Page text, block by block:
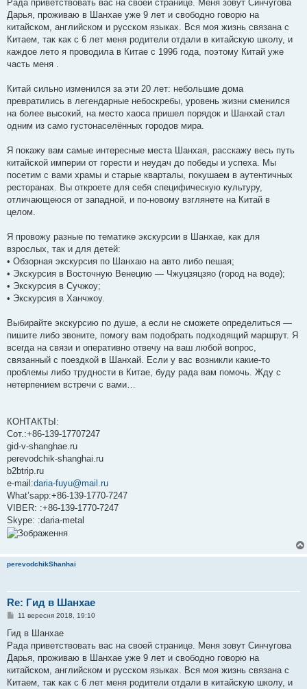
д
о
м
л
е
н
я
Рада приветствовать вас на своей странице. Меня зовут Синчугова
Дарья, проживаю в Шанхае уже 9 лет и свободно говорю на
китайском, английском и русском языках. Вся моя жизнь связана с
Китаем, так как с 6 лет меня родители отдали в китайскую школу, и
каждое лето я проводила в Китае с 1996 года, поэтому Китай уже
часть меня .
Китай сильно изменился за эти 20 лет: небольшие дома
превратились в легендарные небоскребы, уровень жизни сменился
на более высокий, на место хаоса пришел порядок и Шанхай стал
одним из само густонаселённых городов мира.
Я покажу вам самые интересные места Шанхая, расскажу весь путь
китайской империи от горести и неудач до победы и успеха. Мы
посетим с вами храмы и старые кварталы, покушаем в аутентичных
ресторанах. Вы откроете для себя специфическую культуру,
отличающеюся от западной, и по-новому взглянете на Китай в
целом.
Я провожу разные по тематике экскурсии в Шанхае, как для
взрослых, так и для детей:
• Обзорная экскурсия по Шанхаю на авто либо пешая;
• Экскурсия в Восточную Венецию — Чжуцзяцзяо (город на воде);
• Экскурсия в Сучжоу;
• Экскурсия в Ханчжоу.
Выбирайте экскурсию по душе, а если не сможете определиться —
пишите либо звоните, помогу вам подобрать подходящий маршрут. Я
всегда на связи и оперативно отвечу на ваш любой вопрос,
связанный с поездкой в Шанхай. Если у вас возникли какие-то
проблемы либо трудности в Китае, буду рада вам помочь. Жду с
нетерпением встречи с вами…
КОНТАКТЫ:
Сот.:+86-139-17707247
gid-v-shanghae.ru
perevodchik-shanghai.ru
b2btrip.ru
e-mail:daria-fuyu@mail.ru
What’sapp:+86-139-1770-7247
VIBER: :+86-139-1770-7247
Skype: :daria-metal
perevodchikShanhai
Re: Гид в Шанхае
П
в
і
д
о
м
л
е
11 вересня 2018, 19:10
Гид в Шанхае
Рада приветствовать вас на своей странице. Меня зовут Синчугова
Дарья, проживаю в Шанхае уже 9 лет и свободно говорю на
китайском, английском и русском языках. Вся моя жизнь связана с
Китаем, так как с 6 лет меня родители отдали в китайскую школу, и